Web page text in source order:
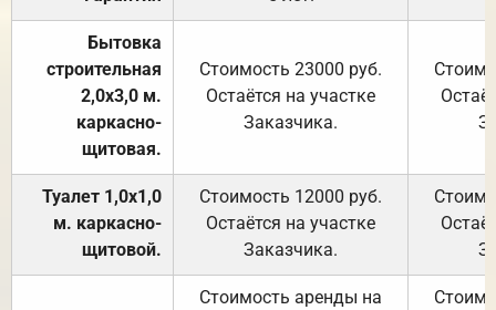
Бытовка
строительная
2,0х3,0 м.
каркасно-
щитовая.
Стоимость 23000 руб.
Остаётся на участке
Заказчика.
Туалет 1,0х1,0
м. каркасно-
щитовой.
Стоимость 12000 руб.
Остаётся на участке
Заказчика.
Стоимость аренды на